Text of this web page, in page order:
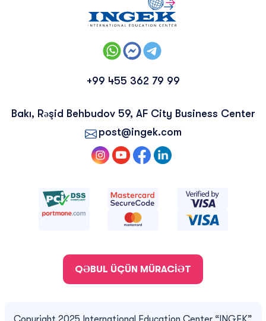
+99 455 362 79 99
Bakı, Rəşid Behbudov 59, AF City Business Center
post@ingek.com
QƏBUL ÜÇÜN MÜRACİƏT